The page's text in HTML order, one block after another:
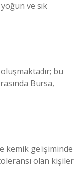
ve sık
bu
Bursa,
kemik gelişiminde
olan kişiler